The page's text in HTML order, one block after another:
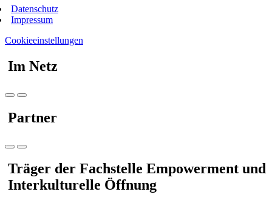
Datenschutz
Impressum
Cookieeinstellungen
Im Netz
Partner
Träger der Fachstelle Empowerment und
Interkulturelle Öffnung